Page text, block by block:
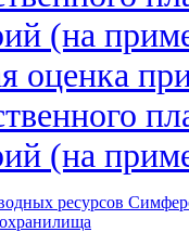
оценка
(на